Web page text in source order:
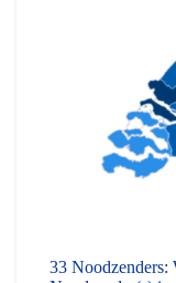
33 Noodzenders: